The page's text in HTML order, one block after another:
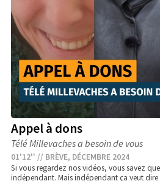
Appel à dons
Télé Millevaches a besoin de vous
01'12'' // BRÈVE, DÉCEMBRE 2024
Si vous regardez nos vidéos, vous savez
indépendant. Mais indépendant ça veut dire